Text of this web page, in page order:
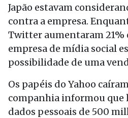
Japão estavam
contra a empresa.
Twitter aumentaram 21%
empresa de mídia social
possibilidade de uma
Os papéis do Yahoo
companhia informou que
dados pessoais de 500